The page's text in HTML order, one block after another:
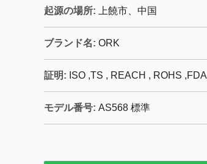
起源の場所: 上饒市、中国
ブランド名: ORK
証明: ISO ,TS , REACH , ROHS ,FDA
モデル番号: AS568 標準